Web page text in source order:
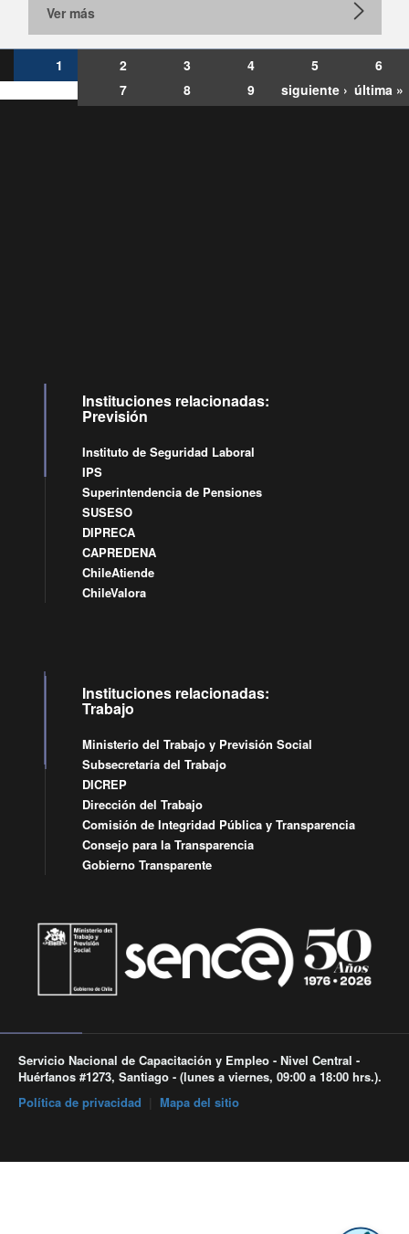
Ver más
1 2 3 4 5
6
7
8 9 siguiente › última »
Instituciones relacionadas:
Previsión
Instituto de Seguridad Laboral
IPS
Superintendencia de Pensiones
SUSESO
DIPRECA
CAPREDENA
ChileAtiende
ChileValora
Instituciones relacionadas:
Trabajo
Ministerio del Trabajo y Previsión Social
Subsecretaría del Trabajo
DICREP
Dirección del Trabajo
Comisión de Integridad Pública y Transparencia
Consejo para la Transparencia
Gobierno Transparente
Servicio Nacional de Capacitación y Empleo - Nivel Central -
Huérfanos #1273, Santiago - (lunes a viernes, 09:00 a 18:00 hrs.).
Política de privacidad
Mapa del sitio